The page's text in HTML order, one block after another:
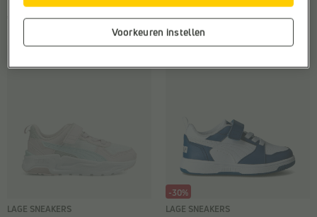
€ 39,99 € 45,99
LAGE SNEAKERS
-30%
LAGE SNEAKERS
Voorkeuren instellen